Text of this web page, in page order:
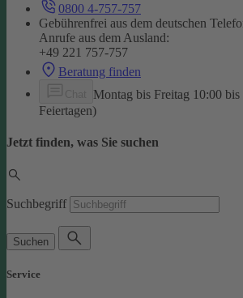
0800 4-757-757
Gebührenfrei aus dem deutschen
Anrufe aus dem Ausland:
+49 221 757-757
Beratung finden
Montag bis Freitag 10:00
Feiertagen)
Jetzt finden, was Sie suchen
Suchbegriff
Suchen
Service